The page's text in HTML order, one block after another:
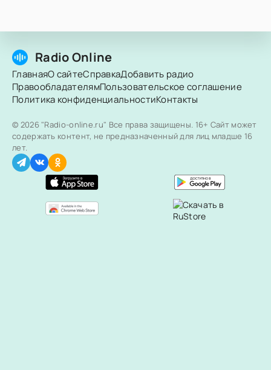
Radio Online
ГлавнаяО сайтеСправкаДобавить радио
ПравообладателямПользовательское соглашение
Политика конфиденциальностиКонтакты
© 2026 "Radio-online.ru" Все права защищены. 16+ Сайт может
содержать контент, не предназначенный для лиц младше 16
лет.